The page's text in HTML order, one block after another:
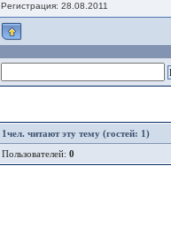
Регистрация: 28.08.2011
1чел. читают эту тему (гостей: 1)
Пользователей:0